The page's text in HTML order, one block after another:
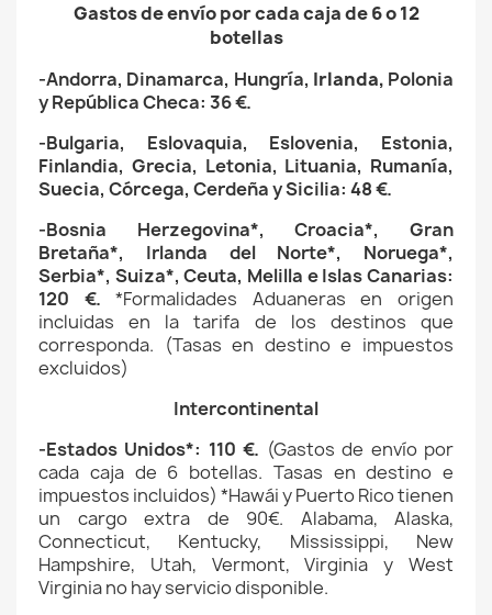
Gastos de envío por cada caja de 6 o 12
botellas
-Andorra, Dinamarca, Hungría, Irlanda, Polonia
y República Checa: 36 €.
-Bulgaria, Eslovaquia, Eslovenia, Estonia,
Finlandia, Grecia, Letonia, Lituania, Rumanía,
Suecia, Córcega, Cerdeña y Sicilia: 48 €.
-Bosnia Herzegovina*, Croacia*, Gran
Bretaña*, Irlanda del Norte*, Noruega*,
Serbia*, Suiza*, Ceuta, Melilla e Islas Canarias:
120 €.*Formalidades Aduaneras en origen
incluidas en la tarifa de los destinos que
corresponda. (Tasas en destino e impuestos
excluidos)
Intercontinental
-Estados Unidos*: 110 €. (Gastos de envíopor
cada caja de 6 botellas. Tasas en destino e
impuestos incluidos) *Hawái y Puerto Rico tienen
un cargo extra de 90€. Alabama, Alaska,
Connecticut, Kentucky, Mississippi, New
Hampshire, Utah, Vermont, Virginia y West
Virginia no hay servicio disponible.